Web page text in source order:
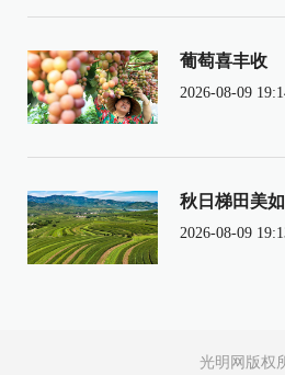
葡萄喜丰收
2026-08-09
秋日梯田美
2026-08-09
光明网版权